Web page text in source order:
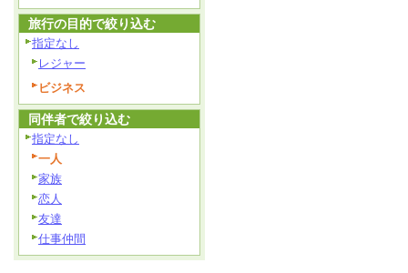
旅行の目的で絞り込む
指定なし
レジャー
ビジネス
同伴者で絞り込む
指定なし
一人
家族
恋人
友達
仕事仲間